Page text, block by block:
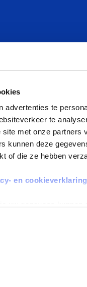
advertenties te
te
met onze partners
kunnen deze
of die ze hebben
en cookieverklaring